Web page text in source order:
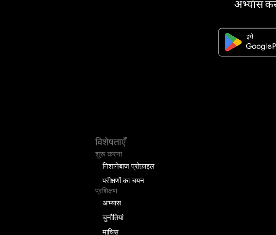
विशेषताएँ
शुरू करना
निशानेबाज प्रोफ़ाइल
परीक्षणों का चयन
प्रशिक्षण
अभ्यास
चुनौतियां
माचिस